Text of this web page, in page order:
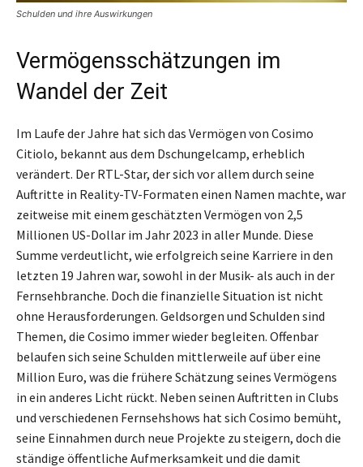
Schulden und ihre Auswirkungen
Vermögensschätzungen im
Wandel der Zeit
Im Laufe der Jahre hat sich das Vermögen von Cosimo
Citiolo, bekannt aus dem Dschungelcamp, erheblich
verändert. Der RTL-Star, der sich vor allem durch seine
Auftritte in Reality-TV-Formaten einen Namen machte, war
zeitweise mit einem geschätzten Vermögen von 2,5
Millionen US-Dollar im Jahr 2023 in aller Munde. Diese
Summe verdeutlicht, wie erfolgreich seine Karriere in den
letzten 19 Jahren war, sowohl in der Musik- als auch in der
Fernsehbranche. Doch die finanzielle Situation ist nicht
ohne Herausforderungen. Geldsorgen und Schulden sind
Themen, die Cosimo immer wieder begleiten. Offenbar
belaufen sich seine Schulden mittlerweile auf über eine
Million Euro, was die frühere Schätzung seines Vermögens
in ein anderes Licht rückt. Neben seinen Auftritten in Clubs
und verschiedenen Fernsehshows hat sich Cosimo bemüht,
seine Einnahmen durch neue Projekte zu steigern, doch die
ständige öffentliche Aufmerksamkeit und die damit